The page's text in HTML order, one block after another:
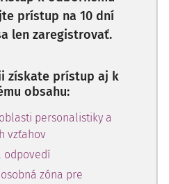
pracovnoprávneho vzťahu,
na danú pracovnú pozíciu,
vzťahov.
vzťahov podľa § 41 ZP
informovanosti medzi
o zamestnanie v rámci
než dôjde k podpisu
prístup na 10 dní
len zaregistrovať.
získate prístup aj k
obsahu:
personalistiky a
vzťahov
odpovedí
zóna pre